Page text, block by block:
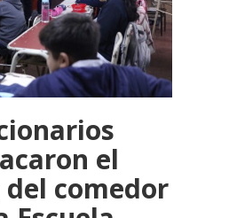
el
comedor